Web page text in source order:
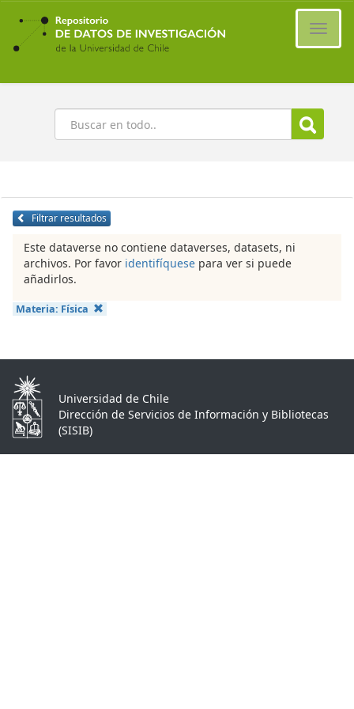
Ir
contenido
principal
Buscar
Filtrar resultados
Este dataverse no contiene dataverses, datasets, ni
archivos. Por favor identifíquese para ver si puede
añadirlos.
Materia: Física
Universidad de Chile
Dirección de Servicios de Información y Bibliotecas
(SISIB)